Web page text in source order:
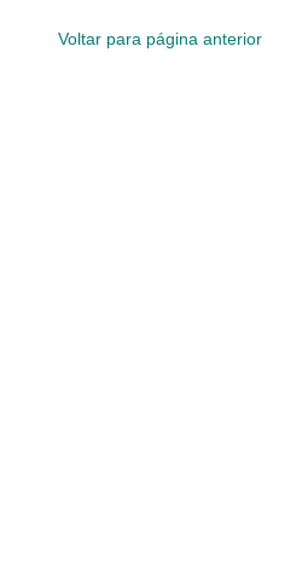
Voltar para página anterior